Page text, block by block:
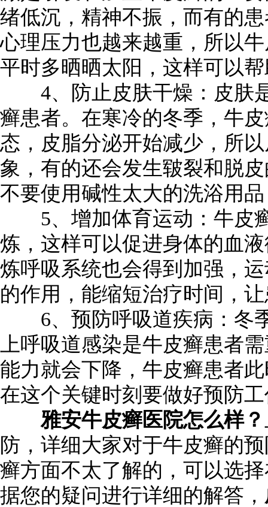
绪低沉，精神不振，而有的
心理压力也越来越重，所以
平时多晒晒太阳，这样可以
4、防止皮肤干燥：皮肤
癣患者。在寒冷的冬季，牛
态，皮脂分泌开始减少，所
象，有的还会发生皲裂和脱
不要使用碱性太大的洗浴用
5、增加体育运动：牛皮
炼，这样可以促进身体的血
炼呼吸系统也会得到加强，
的作用，能缩短治疗时间，
6、预防呼吸道疾病：冬
上呼吸道感染是牛皮癣患者
能力就会下降，牛皮癣患者
在这个关键时刻要做好预防
雅安牛皮癣医院怎么样？
防，详细大家对于牛皮癣的
癣方面不太了解的，可以选
据您的疑问进行详细的解答，